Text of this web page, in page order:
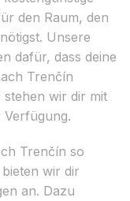
den Raum, den
Unsere
dafür, dass deine
Trenčín
wir dir mit
Trenčín so
wir dir
an. Dazu